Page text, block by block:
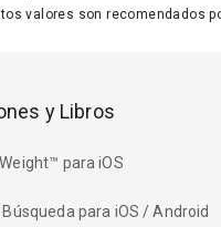
valores son recomendados
y Libros
para iOS
para iOS / Android